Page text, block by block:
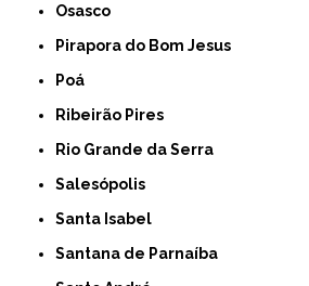
Osasco
Pirapora do Bom Jesus
Poá
Ribeirão Pires
Rio Grande da Serra
Salesópolis
Santa Isabel
Santana de Parnaíba